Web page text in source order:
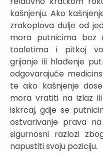
kašnjenju. Ako
zrakoplova dulje od
mora putnicima bez
toaletima i pitkoj
grijanje ili hlađenje
odgovarajuće
te ako kašnjenje
mora vratiti na izlaz
iskrcaj, gdje se
ostvarivanje prava
sigurnosni razlozi
napustiti svoju poziciju.